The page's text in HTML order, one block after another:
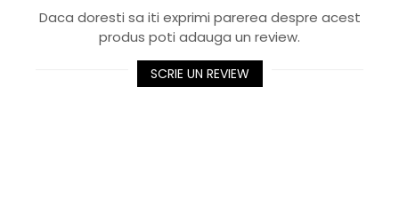
Daca doresti sa iti exprimi parerea despre acest
produs poti adauga un review.
SCRIE UN REVIEW